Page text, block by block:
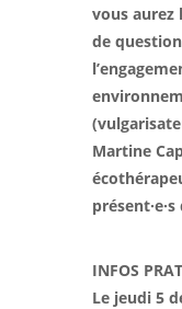
vous aurez
de
Martine
INFOS
Le jeudi 5